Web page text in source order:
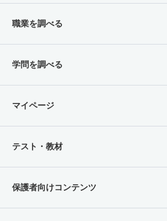
職業を調べる
学問を調べる
マイページ
テスト・教材
保護者向けコンテンツ